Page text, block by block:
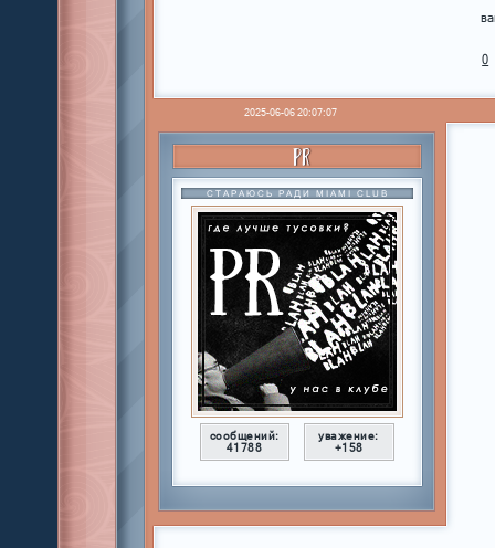
0
2025-06-06 20:07:07
PR
СТАРАЮСЬ РАДИ MIAMI CLUB
сообщений:
41788
уважение:
+158